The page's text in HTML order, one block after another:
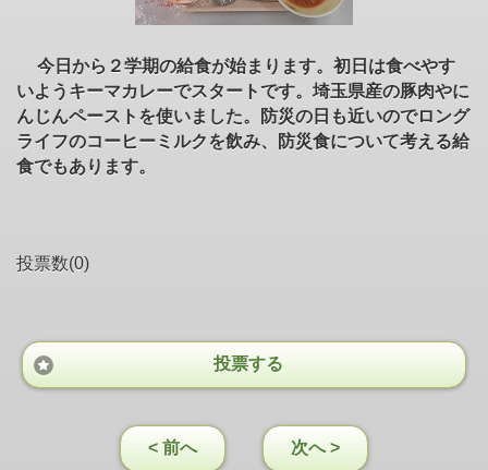
今日から２学期の給食が始まります。初日は食べやす
いようキーマカレーでスタートです。埼玉県産の豚肉やに
んじんペーストを使いました。防災の日も近いのでロング
ライフのコーヒーミルクを飲み、防災食について考える給
食でもあります。
投票数(0)
投票する
< 前へ 次へ >